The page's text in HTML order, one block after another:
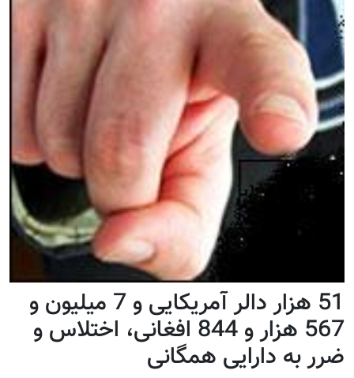
51 هزار دالر آمريکايی و 7 ميليون و
567 هزار و 844 افغانی، اختلاس و
ضرر به دارايی همگانی